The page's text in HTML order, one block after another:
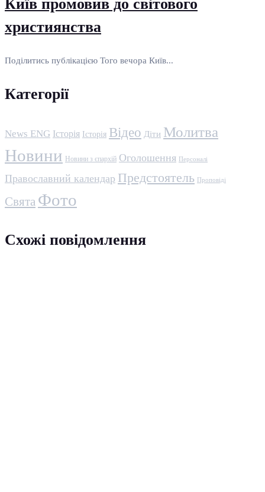
Київ промовив до світового
християнства
Поділитись публікацією Того вечора Київ...
Категорії
News ENG Історія Історія Відео Діти Молитва
Новини Новини з єпархій Оголошення Персоналі
Православний календар Предстоятель Проповіді
Свята Фото
Схожі повідомлення